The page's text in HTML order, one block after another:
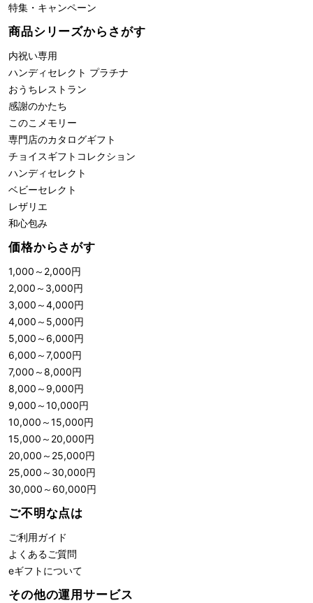
特集・キャンペーン
商品シリーズからさがす
内祝い専用
ハンディセレクト プラチナ
おうちレストラン
感謝のかたち
このこメモリー
専門店のカタログギフト
チョイスギフトコレクション
ハンディセレクト
ベビーセレクト
レザリエ
和心包み
価格からさがす
1,000 ～ 2,000円
2,000 ～ 3,000円
3,000 ～4,000円
4,000 ～ 5,000円
5,000 ～ 6,000円
6,000 ～7,000円
7,000 ～8,000円
8,000 ～ 9,000円
9,000 ～10,000円
10,000 ～15,000円
15,000 ～ 20,000円
20,000 ～ 25,000円
25,000 ～ 30,000円
30,000 ～ 60,000円
ご不明な点は
ご利用ガイド
よくあるご質問
eギフトについて
その他の運用サービス